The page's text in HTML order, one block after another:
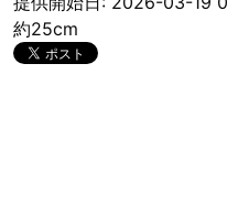
約25cm